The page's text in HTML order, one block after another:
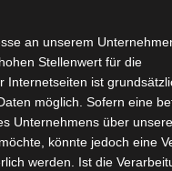
an unserem
Stellenwert für die
Internetseiten ist
möglich. Sofern eine
Unternehmens über unsere
könnte jedoch eine
werden. Ist die